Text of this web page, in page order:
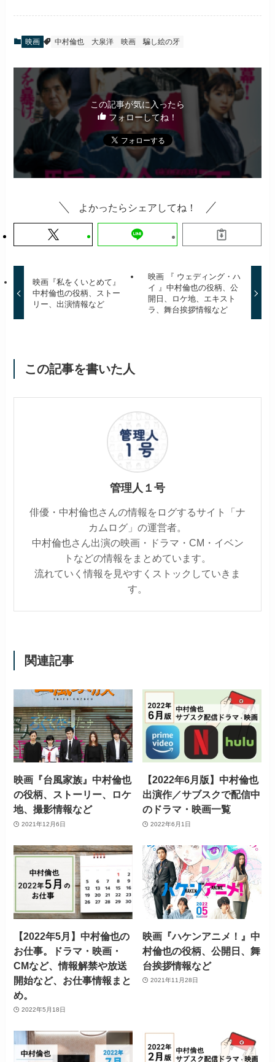
映画 中村倫也 大泉洋 映画 騙し絵の牙
この記事が気に入ったら
フォローしてね！
よかったらシェアしてね！
映画『私をくいとめて』
中村倫也の役柄、ストー
リー、出演情報など
映画 『 ウェディング・ハ
イ 』中村倫也の役柄、公
開日、ロケ地、エキスト
ラ、舞台挨拶情報など
この記事を書いた人
管理人１号
俳優・中村倫也さんの情報をログするサイト「ナ
カムログ」の運営者。
中村倫也さん出演の映画・ドラマ・CM・イベン
トなどの情報をまとめています。
流れていく情報を見やすくストックしていきま
す。
関連記事
映画『台風家族』中村倫也
の役柄、ストーリー、ロケ
地、撮影情報など
2021年12月6日
【2022年6月版】中村倫也
出演作／サブスクで配信中
のドラマ・映画一覧
2022年6月1日
【2022年5月】中村倫也の
お仕事。ドラマ・映画・
CMなど、情報解禁や放送
開始など、お仕事情報まと
め。
2022年5月18日
映画『ハケンアニメ！』中
村倫也の役柄、公開日、舞
台挨拶情報など
2021年11月28日